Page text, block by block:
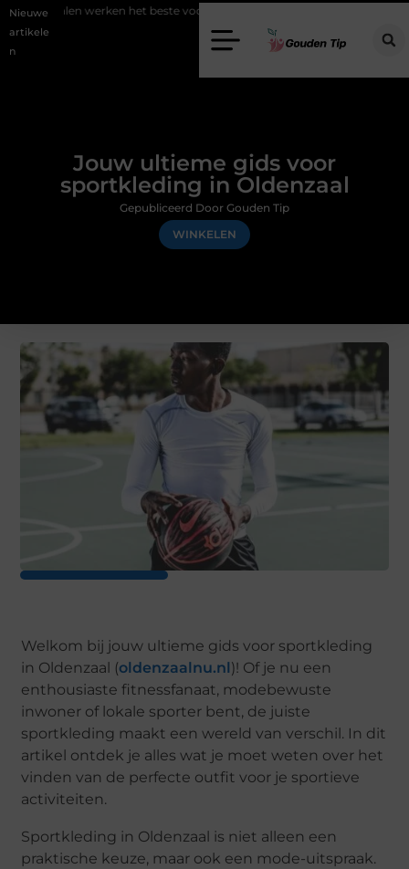
Nieuwe
artikele
n
het beste voor vastgoedmarketing?
Jouw ultieme gids voor
sportkleding in Oldenzaal
WINKELEN
Gepubliceerd Door Gouden Tip
Welkom bij jouw ultieme gids voor sportkleding
in Oldenzaal (oldenzaalnu.nl )! Of je nu een
enthousiaste fitnessfanaat, modebewuste
inwoner of lokale sporter bent, de juiste
sportkleding maakt een wereld van verschil. In dit
artikel ontdek je alles wat je moet weten over het
vinden van de perfecte outfit voor je sportieve
activiteiten.
Sportkleding in Oldenzaal is niet alleen een
praktische keuze, maar ook een mode-uitspraak.